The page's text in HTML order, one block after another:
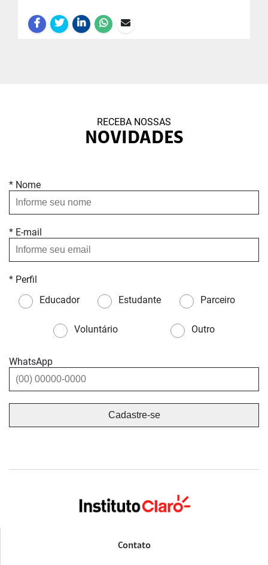
RECEBA NOSSAS
NOVIDADES
* Nome
* E-mail
* Perfil
Educador
Estudante Parceiro
Voluntário Outro
WhatsApp
Contato